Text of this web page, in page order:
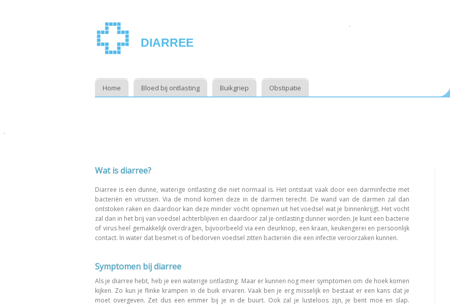
DIARREE
.
Home Bloed bij ontlasting Buikgriep Obstipatie
.
Wat is diarree?
Diarree is een dunne, waterige ontlasting die niet normaal is. Het ontstaat vaak door een darminfectie met
bacteriën en virussen. Via de mond komen deze in de darmen terecht. De wand van de darmen zal dan
ontstoken raken en daardoor kan deze minder vocht opnemen uit het voedsel wat je binnenkrijgt. Het vocht
zal dan in het brij van voedsel achterblijven en daardoor zal je ontlasting dunner worden. Je kunt een bacterie
of virus heel gemakkelijk overdragen, bijvoorbeeld via een deurknop, een kraan, keukengerei en persoonlijk
contact. In water dat besmet is of bedorven voedsel zitten bacteriën die een infectie veroorzaken kunnen.
Symptomen bij diarree
Als je diarree hebt, heb je een waterige ontlasting. Maar er kunnen nog meer symptomen om de hoek komen
kijken. Zo kun je flinke krampen in de buik ervaren. Vaak ben je erg misselijk en bestaat er een kans dat je
moet overgeven. Zet dus een emmer bij je in de buurt. Ook zal je lusteloos zijn, je bent moe en slap.